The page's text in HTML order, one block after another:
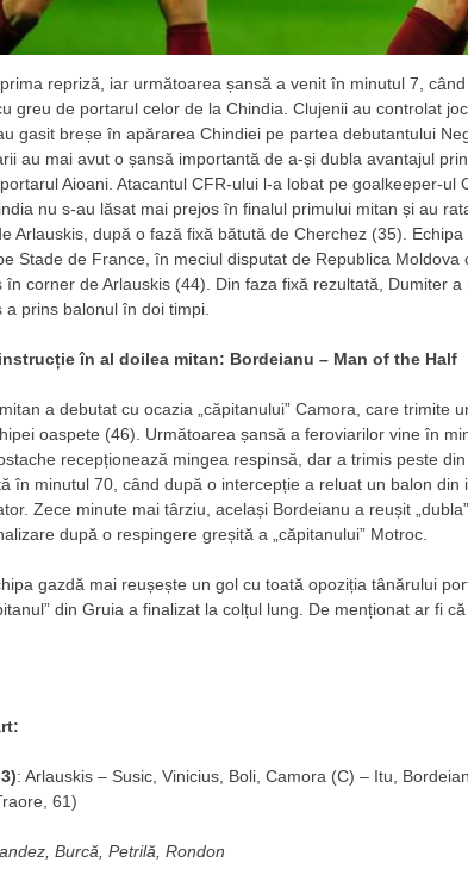
repriză, iar următoarea șansă a venit în minutul 7,
greu de portarul celor de la Chindia. Clujenii au controlat
gasit breșe în apărarea Chindiei pe partea debutantului
au mai avut o șansă importantă de a-și dubla avantajul
Aioani. Atacantul CFR-ului l-a lobat pe goalkeeper-ul
nu s-au lăsat mai prejos în finalul primului mitan și au
Arlauskis, după o fază fixă bătută de Cherchez (35).
Stade de France, în meciul disputat de Republica
în corner de Arlauskis (44). Din faza fixă rezultată, Dumiter
a prins balonul în doi timpi.
în al doilea mitan: Bordeianu – Man of the Half
a debutat cu ocazia „căpitanului” Camora, care trimite
oaspete (46). Următoarea șansă a feroviarilor vine în
recepționează mingea respinsă, dar a trimis peste
în minutul 70, când după o intercepție a reluat un balon
Zece minute mai târziu, același Bordeianu a reușit
după o respingere greșită a „căpitanului” Motroc.
gazdă mai reușește un gol cu toată opoziția tânărului
din Gruia a finalizat la colțul lung. De menționat ar fi
: Arlauskis – Susic, Vinicius, Boli, Camora (C) – Itu,
61)
Burcă, Petrilă, Rondon